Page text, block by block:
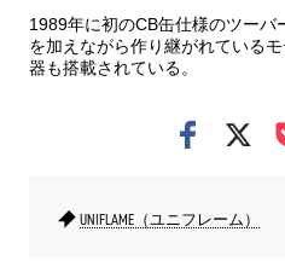
1989年に初のCB缶仕様のツーバ
を加えながら作り継がれている
器も搭載されている。
UNIFLAME（ユニフレーム）